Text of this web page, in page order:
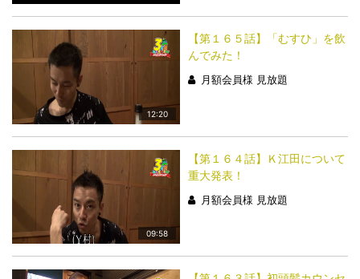
12:20
【第１６５話】「むすひ」を飲
んでみた！
月額会員様 見放題
09:58
【第１６４話】Ｋ江田について
重大発表！
月額会員様 見放題